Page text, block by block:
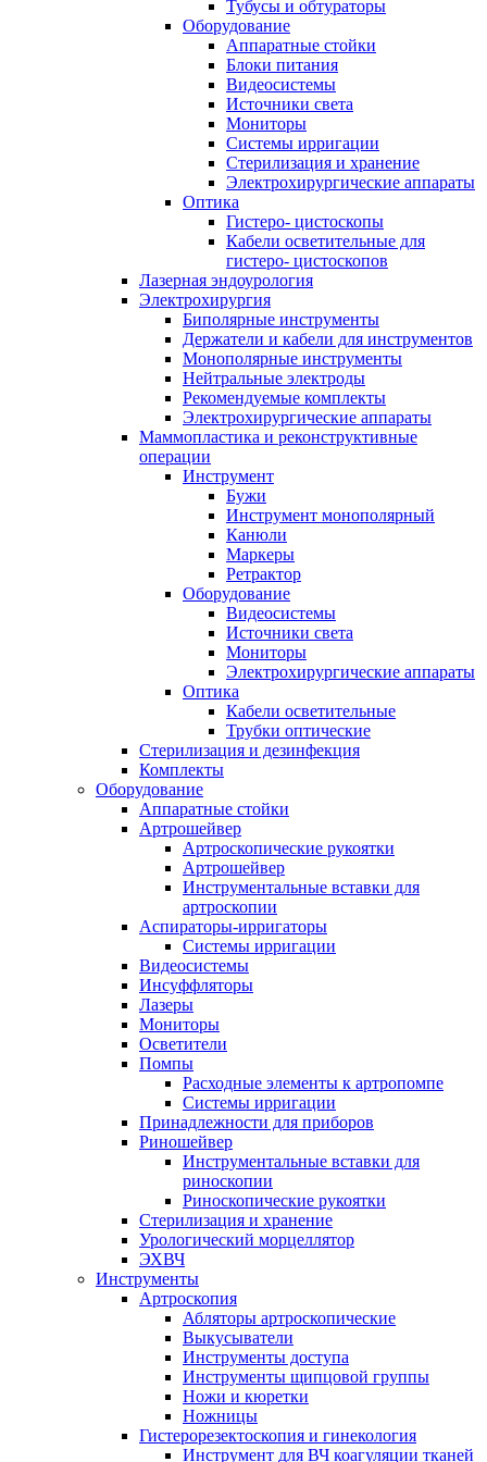
Тубусы и обтураторы
Оборудование
Аппаратные стойки
Блоки питания
Видеосистемы
Источники света
Мониторы
Системы ирригации
Стерилизация и хранение
Электрохирургические аппараты
Оптика
Гистеро- цистоскопы
Кабели осветительные для
гистеро- цистоскопов
Лазерная эндоурология
Электрохирургия
Биполярные инструменты
Держатели и кабели для инструментов
Монополярные инструменты
Нейтральные электроды
Рекомендуемые комплекты
Электрохирургические аппараты
Маммопластика и реконструктивные
операции
Инструмент
Бужи
Инструмент монополярный
Канюли
Маркеры
Ретрактор
Оборудование
Видеосистемы
Источники света
Мониторы
Электрохирургические аппараты
Оптика
Кабели осветительные
Трубки оптические
Стерилизация и дезинфекция
Комплекты
Оборудование
Аппаратные стойки
Артрошейвер
Артроскопические рукоятки
Артрошейвер
Инструментальные вставки для
артроскопии
Аспираторы-ирригаторы
Системы ирригации
Видеосистемы
Инсуффляторы
Лазеры
Мониторы
Осветители
Помпы
Расходные элементы к артропомпе
Системы ирригации
Принадлежности для приборов
Риношейвер
Инструментальные вставки для
риноскопии
Риноскопические рукоятки
Стерилизация и хранение
Урологический морцеллятор
ЭХВЧ
Инструменты
Артроскопия
Абляторы артроскопические
Выкусыватели
Инструменты доступа
Инструменты щипцовой группы
Ножи и кюретки
Ножницы
Гистерорезектоскопия и гинекология
Инструмент для ВЧ коагуляции тканей